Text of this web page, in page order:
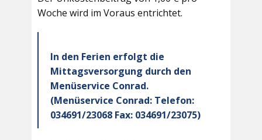
Woche wird im Voraus entrichtet.
In den Ferien erfolgt die
Mittagsversorgung durch den
Menüservice Conrad.
(Menüservice Conrad: Telefon:
034691/23068 Fax: 034691/23075)